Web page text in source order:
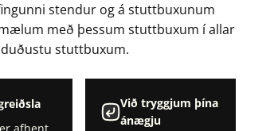
stendur og á stuttbuxunum
með þessum stuttbuxum í allar
stuttbuxum.
Við tryggjum þína
ánægju